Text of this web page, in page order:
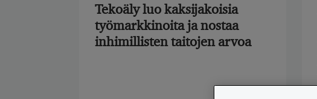
Tekoäly luo kaksijakoisia
työmarkkinoita ja nostaa
inhimillisten taitojen arvoa